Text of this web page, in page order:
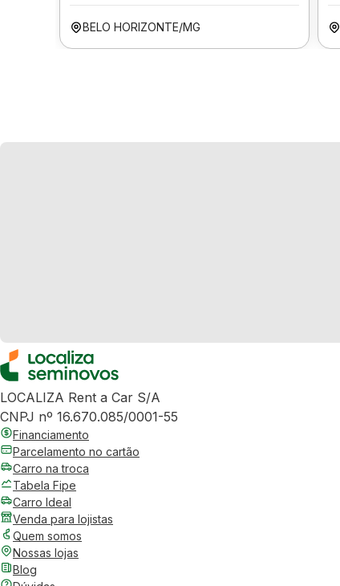
BELO HORIZONTE/MG
LOCALIZA Rent a Car S/A
CNPJ nº 16.670.085/0001-55
Financiamento
Parcelamento no cartão
Carro na troca
Tabela Fipe
Carro Ideal
Venda para lojistas
Quem somos
Nossas lojas
Blog